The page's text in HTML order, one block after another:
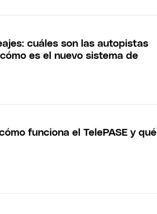
cuáles son las autopistas
es el nuevo sistema de
funciona el TelePASE y qué